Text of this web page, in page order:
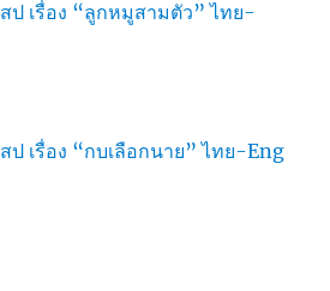
ป เรื่อง “ลูกหมูสามตัว” ไทย-
ป เรื่อง “กบเลือกนาย” ไทย-Eng